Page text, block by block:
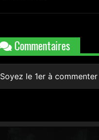
Commentaires
Soyez le 1er à